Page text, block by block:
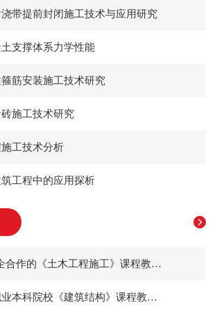
带提前封闭施工技术与应用研究
支撑体系力学性能
筋安装施工技术研究
施工技术研究
工技术分析
工程中的应用探析
基于 BIM 及校企合作的《土木工程施工》课程教学改革探索＊
双碳理念融入职业本科院校《建筑结构》课程教学改革探索＊